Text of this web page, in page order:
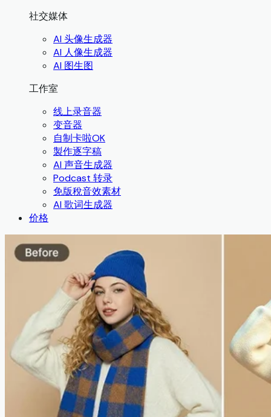
社交媒体
AI 头像生成器
AI 人像生成器
AI 图生图
工作室
线上录音器
变音器
自制卡啦OK
製作逐字稿
AI 声音生成器
Podcast 转录
免版稅音效素材
AI 歌词生成器
价格